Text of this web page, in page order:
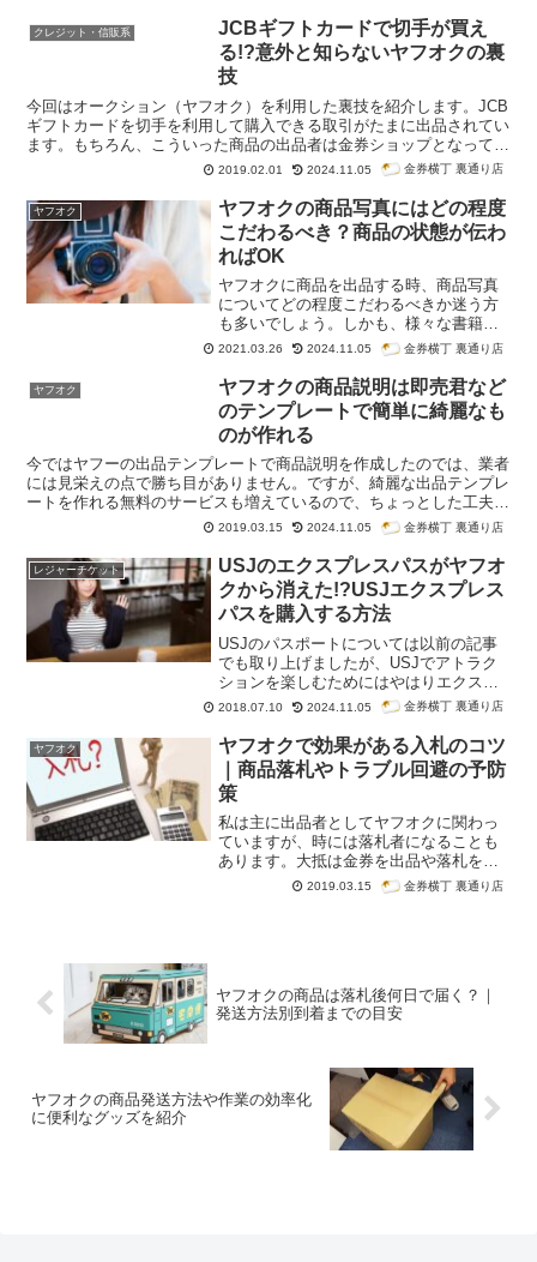
落札した商品が落札後何日ぐらいで届く
のかの目安を知っておいた方がよさそう
です。今回はヤフオクの商品は落札後何
日で届くのか、発送方法別に到着までの
目安について紹介します。
クレジット・信販系
JCBギフトカードで切手が買え
る!?意外と知らないヤフオクの裏
技
今回はオークション（ヤフオク）を利用した裏技を紹介します。JCB
ギフトカードを切手を利用して購入できる取引がたまに出品されてい
ます。もちろん、こういった商品の出品者は金券ショップとなってい
2019.02.01 2024.11.05 金券横丁 裏通り店
ヤフオク
ヤフオクの商品写真にはどの程度
こだわるべき？商品の状態が伝わ
ればOK
ヤフオクに商品を出品する時、商品写真
についてどの程度こだわるべきか迷う方
も多いでしょう。しかも、様々な書籍で
「商品写真は綺麗に撮るように」とか
「商品写真で落札価格が変わる」とか言
われています。でも本当にそうでしょう
か？個人輸入などで新品の商品を、あえ
てヤフオクで販売するといったケースで
もない限り、ヤフオクの商品写真にこだ
わるのは、あまりいい方法とは言えませ
ん。むしろ、中古品の写真が綺麗に撮れ
過ぎていると、商品到着後のトラブルに
も繋がりやすくなるので、現状の商品の
状態を正しく撮影することの方が大切で
す。今回は、ヤフオクの商品写真を撮る
時のコツについてお伝えします。
2021.03.26 2024.11.05 金券横丁 裏通り店
ヤフオク
ヤフオクの商品説明は即売君など
のテンプレートで簡単に綺麗なも
のが作れる
今ではヤフーの出品テンプレートで商品説明を作成したのでは、業者
には見栄えの点で勝ち目がありません。ですが、綺麗な出品テンプレ
ートを作れる無料のサービスも増えているので、ちょっとした工夫を
すれば、業者にも負けない商品説明を作ることができます。今回は商
品説明についてオークションのコツを紹介します。
2019.03.15 2024.11.05 金券横丁 裏通り店
レジャーチケット
USJのエクスプレスパスがヤフオ
クから消えた!?USJエクスプレス
パスを購入する方法
USJのパスポートについては以前の記事
でも取り上げましたが、USJでアトラク
ションを楽しむためにはやはりエクスプ
レスパスがあるといいですよね。ただ、
で全く出品されていないのはご存知でし
たか？これにはある理由があります。
2018.07.10 2024.11.05 金券横丁 裏通り店
ヤフオク
ヤフオクで効果がある入札のコツ
｜商品落札やトラブル回避の予防
策
私は主に出品者としてヤフオクに関わっ
ていますが、時には落札者になることも
あります。大抵は金券を出品や落札をす
るのですが、オークションの入札、落札
にはちょっとしたコツがあります。今回
2019.03.15 金券横丁 裏通り店
ヤフオクの商品は落札後何日で届く？｜
発送方法別到着までの目安
ヤフオクの商品発送方法や作業の効率化
に便利なグッズを紹介